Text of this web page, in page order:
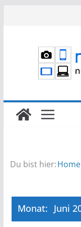
Du bist hier:Home
Monat: Juni